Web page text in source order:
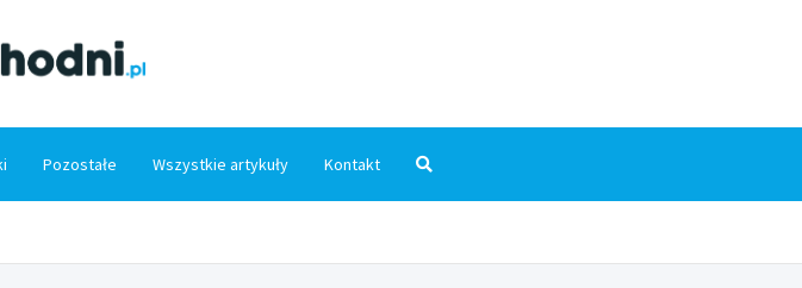
Pozostałe Wszystkie artykuły Kontakt